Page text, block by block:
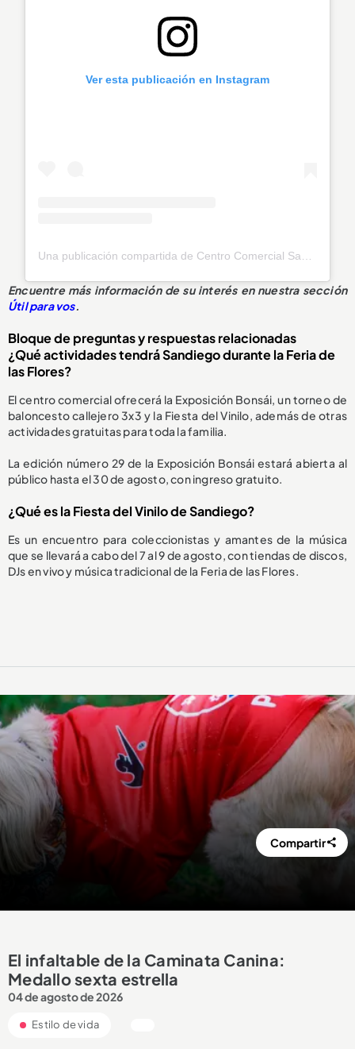
Ver esta publicación en Instagram
Encuentre más información de su interés en nuestra sección
Útil para vos.
Bloque de preguntas y respuestas relacionadas
¿Qué actividades tendrá Sandiego durante la Feria de
las Flores?
El centro comercial ofrecerá la Exposición Bonsái, un torneo de
baloncesto callejero 3x3 y la Fiesta del Vinilo, además de otras
actividades gratuitas para toda la familia.
La edición número 29 de la Exposición Bonsái estará abierta al
público hasta el 30 de agosto, con ingreso gratuito.
¿Qué es la Fiesta del Vinilo de Sandiego?
Es un encuentro para coleccionistas y amantes de la música
que se llevará a cabo del 7 al 9 de agosto, con tiendas de discos,
DJs en vivo y música tradicional de la Feria de las Flores.
Compartir
El infaltable de la Caminata Canina:
Medallo sexta estrella
04 de agosto de 2026
Estilo de vida